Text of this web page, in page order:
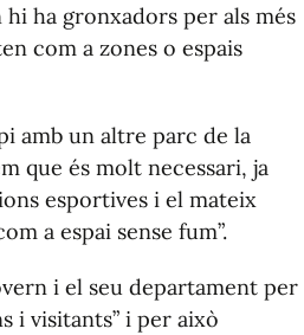
ha gronxadors per als més
com a zones o espais
amb un altre parc de la
que és molt necessari, ja
esportives i el mateix
a espai sense fum”.
i el seu departament per
i visitants” i per això